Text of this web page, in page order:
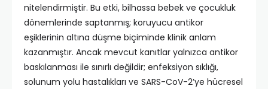
nitelendirmiştir. Bu etki, bilhassa bebek ve çocukluk
dönemlerinde saptanmış; koruyucu antikor
eşiklerinin altına düşme biçiminde klinik anlam
kazanmıştır. Ancak mevcut kanıtlar yalnızca antikor
baskılanması ile sınırlı değildir; enfeksiyon sıklığı,
solunum yolu hastalıkları ve SARS-CoV-2’ye hücresel